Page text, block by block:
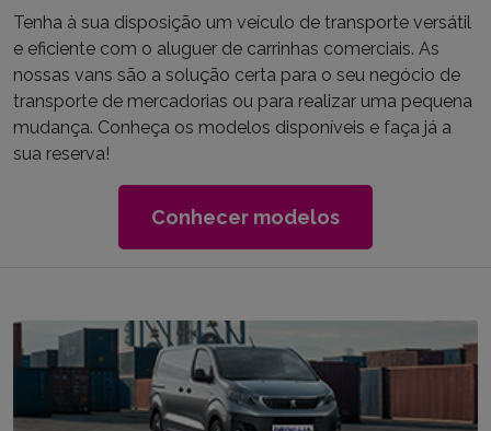
Tenha à sua disposição um veículo de transporte versátil
e eficiente com o aluguer de carrinhas comerciais. As
nossas vans são a solução certa para o seu negócio de
transporte de mercadorias ou para realizar uma pequena
mudança. Conheça os modelos disponíveis e faça já a
sua reserva!
Conhecer modelos